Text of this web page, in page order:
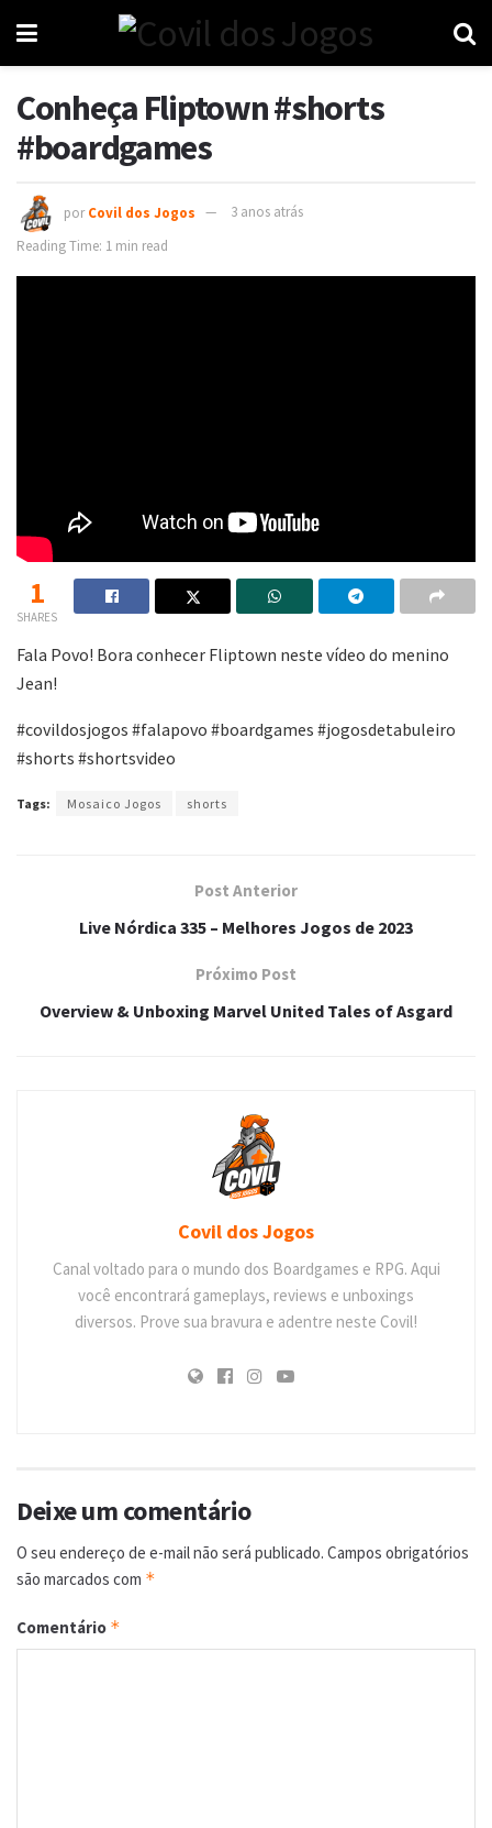
Conheça Fliptown #shorts
#boardgames
por Covil dos Jogos
3 anos atrás
Reading Time: 1 min read
1
SHARES
Fala Povo! Bora conhecer Fliptown neste vídeo do menino
Jean!
#covildosjogos #falapovo #boardgames #jogosdetabuleiro
#shorts #shortsvideo
Tags: Mosaico Jogos shorts
Post Anterior
Live Nórdica 335 – Melhores Jogos de 2023
Próximo Post
Overview & Unboxing Marvel United Tales of Asgard
Covil dos Jogos
Canal voltado para o mundo dos Boardgames e RPG. Aqui
você encontrará gameplays, reviews e unboxings
diversos. Prove sua bravura e adentre neste Covil!
Deixe um comentário
O seu endereço de e-mail não será publicado. Campos obrigatórios
são marcados com *
Comentário *